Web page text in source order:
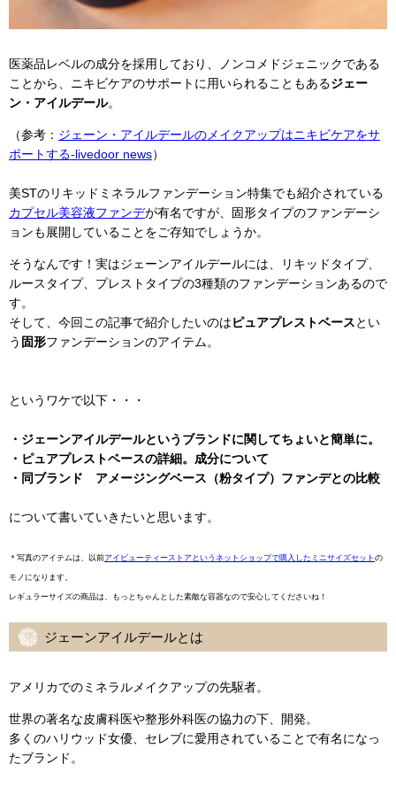
医薬品レベルの成分を採用しており、ノンコメドジェニックである
ことから、ニキビケアのサポートに用いられることもあるジェー
ン・アイルデール。
（参考： ジェーン・アイルデールのメイクアップはニキビケアをサ
ポートする-livedoor news）
美STのリキッドミネラルファンデーション特集でも紹介されている
カプセル美容液ファンデが有名ですが、固形タイプのファンデーシ
ョンも展開していることをご存知でしょうか。
そうなんです！実はジェーンアイルデールには、リキッドタイプ、
ルースタイプ、プレストタイプの3種類のファンデーションあるので
す。
そして、今回この記事で紹介したいのはピュアプレストベースとい
う 固形ファンデーションのアイテム。
というワケで以下・・・
・ジェーンアイルデールというブランドに関してちょいと簡単に。
・ピュアプレストベースの詳細。成分について
・同ブランド アメージングベース（粉タイプ）ファンデとの比較
について書いていきたいと思います。
＊写真のアイテムは、以前アイビューティーストアというネットショップで購入したミニサイズセット の
モノになります。
レギュラーサイズの商品は、もっとちゃんとした素敵な容器なので安心してくださいね！
ジェーンアイルデールとは
アメリカでのミネラルメイクアップの先駆者。
世界の著名な皮膚科医や整形外科医の協力の下、開発。
多くのハリウッド女優、セレブに愛用されていることで有名になっ
たブランド。